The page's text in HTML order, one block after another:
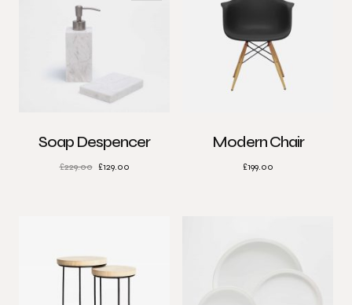
Soap Despencer
£229.00 £129.00
Modern Chair
£199.00